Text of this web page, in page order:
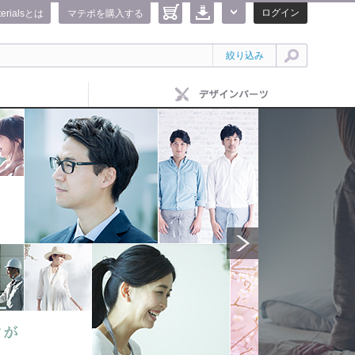
ログイン
マテポを購入する
とは
絞り込み